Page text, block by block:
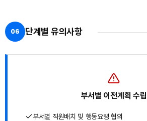
06 단계별 유의사항
부서별 이전계획 수립
부서별 직원배치 및 행동요령 협의